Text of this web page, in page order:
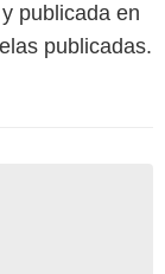
publicada en
publicadas.